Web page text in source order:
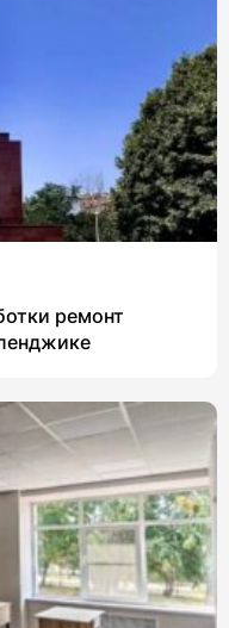
ремонт